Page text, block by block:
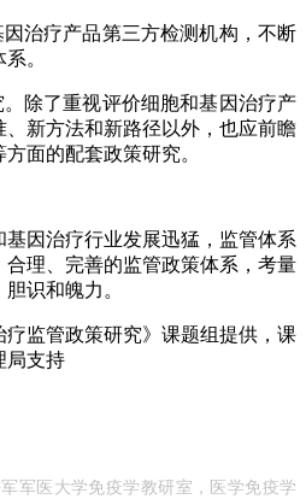
治疗产品第三方检测机构，不断
。
除了重视评价细胞和基因治疗产
新方法和新路径以外，也应前瞻
面的配套政策研究。
因治疗行业发展迅猛，监管体系
理、完善的监管政策体系，考量
识和魄力。
监管政策研究》课题组提供，课
局支持
军医大学免疫学教研室，医学免疫学